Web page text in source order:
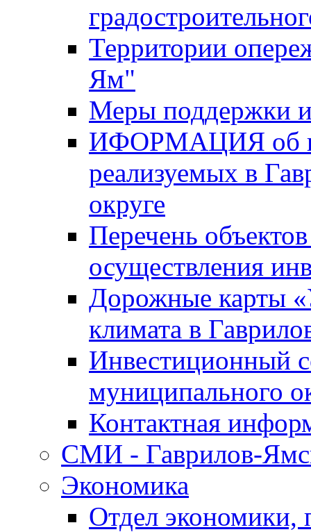
Территории
Ям"
Меры поддержки
ИФОРМАЦИЯ об
реализуемых в
округе
Перечень
осуществления
Дорожные карты
климата в
Инвестиционный
муниципального
Контактная
СМИ - Гаврилов-
Экономика
Отдел экономики,